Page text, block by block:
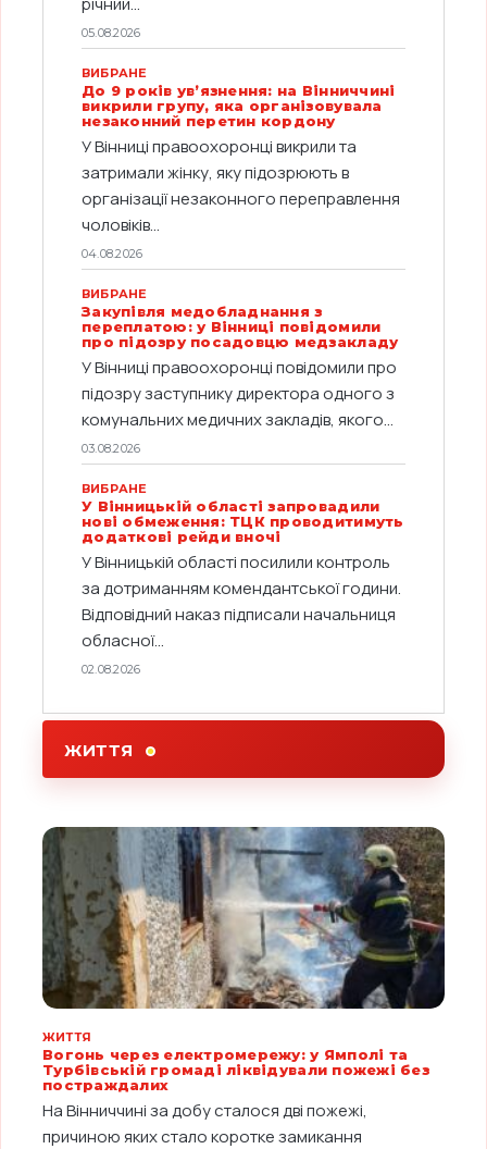
05.08.2026
ВИБРАНЕ
До 9 років ув’язнення: на Вінниччині
викрили групу, яка організовувала
незаконний перетин кордону
У Вінниці правоохоронці викрили та
затримали жінку, яку підозрюють в
організації незаконного переправлення
чоловіків...
04.08.2026
ВИБРАНЕ
Закупівля медобладнання з
переплатою: у Вінниці повідомили
про підозру посадовцю медзакладу
У Вінниці правоохоронці повідомили про
підозру заступнику директора одного з
комунальних медичних закладів, якого...
03.08.2026
ВИБРАНЕ
У Вінницькій області запровадили
нові обмеження: ТЦК проводитимуть
додаткові рейди вночі
У Вінницькій області посилили контроль
за дотриманням комендантської години.
Відповідний наказ підписали начальниця
обласної...
02.08.2026
ЖИТТЯ
ЖИТТЯ
Вогонь через електромережу: у Ямполі та
Турбівській громаді ліквідували пожежі без
постраждалих
На Вінниччині за добу сталося дві пожежі,
причиною яких стало коротке замикання